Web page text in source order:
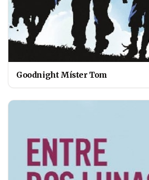
Goodnight Míster Tom